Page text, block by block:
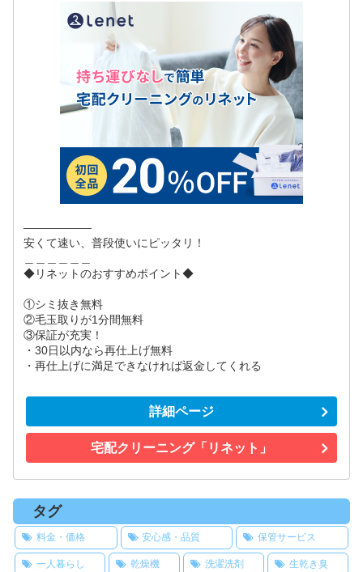
――――――
安くて速い、普段使いにピッタリ！
◆リネットのおすすめポイント◆
①シミ抜き無料
②毛玉取りが1分間無料
③保証が充実！
・30日以内なら再仕上げ無料
・再仕上げに満足できなければ返金してくれる
詳細ページ
宅配クリーニング「リネット」
タグ
料金・価格 安心感・品質 保管サービス
一人暮らし 乾燥機 洗濯洗剤 生乾き臭